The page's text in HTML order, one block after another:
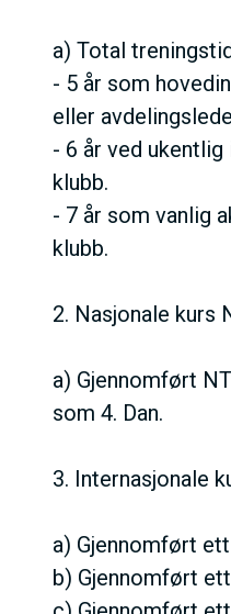
a) Total
- 5 år som
eller
- 6 år ved
klubb.
- 7 år som vanlig
klubb.
2. Nasjonale kurs
a) Gjennomført
som 4. Dan.
3. Internasjonale
a) Gjennomført
b) Gjennomført